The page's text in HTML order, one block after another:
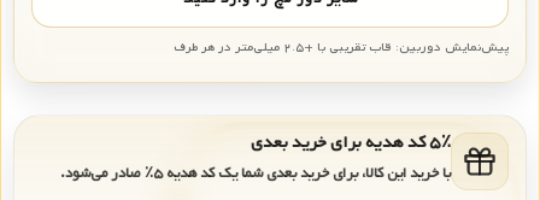
پیش‌نمایش دوربین: قاب تقریبی با +۲.۵ میلی‌متر در هر طرف
۵٪ کد هدیه برای خرید بعدی
با خرید این کالا، برای خرید بعدی شما یک کد هدیه۵٪ صادر می‌شود.